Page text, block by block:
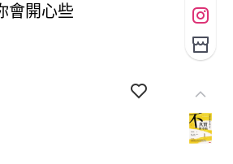
會開心些